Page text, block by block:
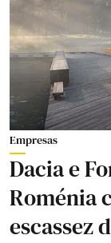
Empresas
Dacia e
Roménia
escassez